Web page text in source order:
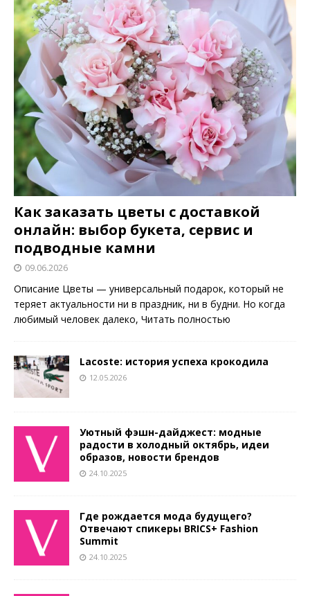
Как заказать цветы с доставкой
онлайн: выбор букета, сервис и
подводные камни
09.06.2026
Описание Цветы — универсальный подарок, который не
теряет актуальности ни в праздник, ни в будни. Но когда
любимый человек далеко, Читать полностью
Lacoste: история успеха крокодила
12.05.2026
Уютный фэшн-дайджест: модные
радости в холодный октябрь, идеи
образов, новости брендов
24.10.2025
Где рождается мода будущего?
Отвечают спикеры BRICS+ Fashion
Summit
24.10.2025